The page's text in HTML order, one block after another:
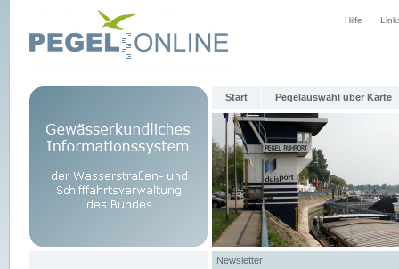
Hilfe
Start Pegelauswahl über Karte
Newsletter